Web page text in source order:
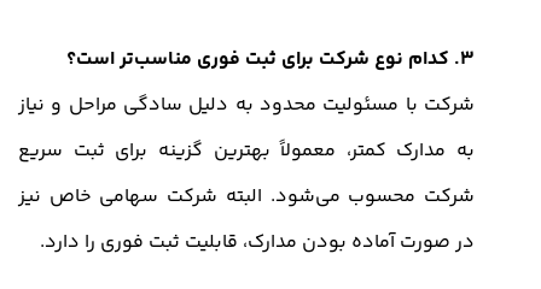
3. کدام نوع شرکت برای ثبت فوری مناسب‌تر است؟
شرکت با مسئولیت محدود به دلیل سادگی مراحل و نیاز
به مدارک کمتر، معمولاً بهترین گزینه برای ثبت سریع
شرکت محسوب می‌شود. البته شرکت سهامی خاص نیز
در صورت آماده بودن مدارک، قابلیت ثبت فوری را دارد.